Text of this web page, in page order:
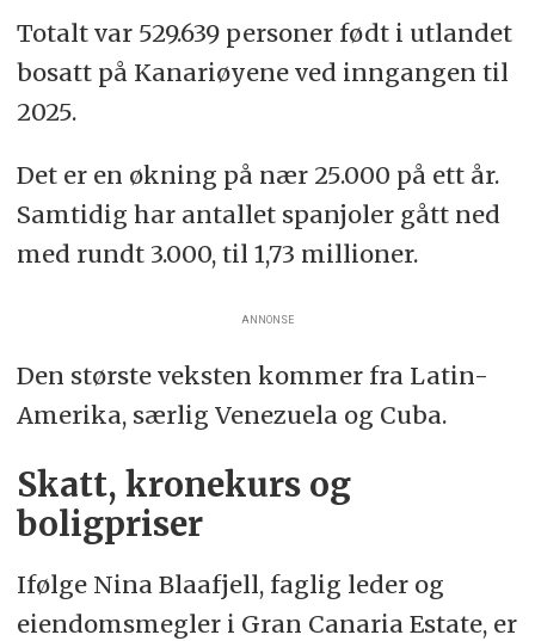
Totalt var 529.639 personer født i utlandet
bosatt på Kanariøyene ved inngangen til
2025.
Det er en økning på nær 25.000 på ett år.
Samtidig har antallet spanjoler gått ned
med rundt 3.000, til 1,73 millioner.
ANNONSE
Den største veksten kommer fra Latin-
Amerika, særlig Venezuela og Cuba.
Skatt, kronekurs og
boligpriser
Ifølge Nina Blaafjell, faglig leder og
eiendomsmegler i Gran Canaria Estate, er